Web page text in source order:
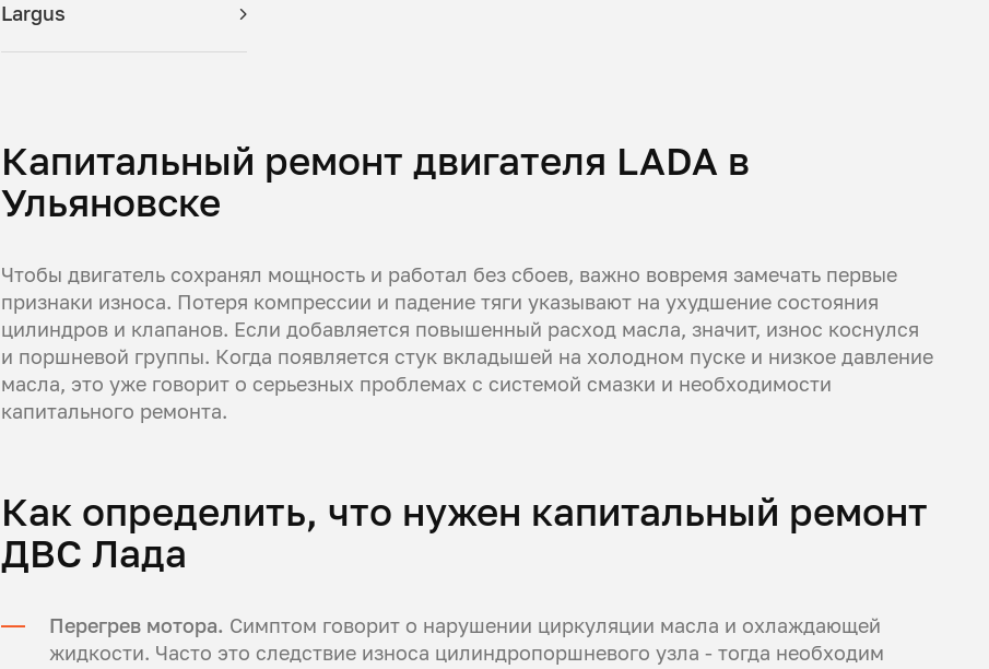
Largus
Капитальный ремонт двигателя LADA в
Ульяновске
Чтобы двигатель сохранял мощность и работал без сбоев, важно вовремя замечать первые
признаки износа. Потеря компрессии и падение тяги указывают на ухудшение состояния
цилиндров и клапанов. Если добавляется повышенный расход масла, значит, износ коснулся
и поршневой группы. Когда появляется стук вкладышей на холодном пуске и низкое давление
масла, это уже говорит о серьезных проблемах с системой смазки и необходимости
капитального ремонта.
Как определить, что нужен капитальный ремонт
ДВС Лада
Перегрев мотора. Симптом говорит о нарушении циркуляции масла и охлаждающей
жидкости. Часто это следствие износа цилиндропоршневого узла - тогда необходим